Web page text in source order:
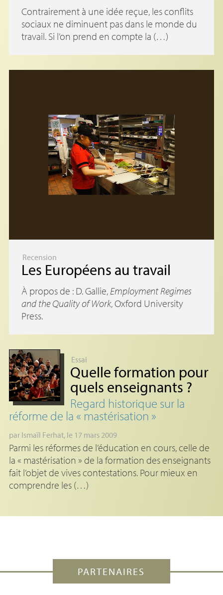
Contrairement à une idée reçue, les conflits
sociaux ne diminuent pas dans le monde du
travail. Si l’on prend en compte la (…)
Recension
Les Européens au travail
À propos de : D. Gallie, Employment Regimes
and the Quality of Work, Oxford University
Press.
Essai
Quelle formation pour
quels enseignants ?
Regard historique sur la
réforme de la «mastérisation »
par Ismaïl Ferhat, le 17 mars 2009
Parmi les réformes de l’éducation en cours, celle de
la « mastérisation » de la formation des enseignants
fait l’objet de vives contestations. Pour mieux en
comprendre les (…)
PARTENAIRES